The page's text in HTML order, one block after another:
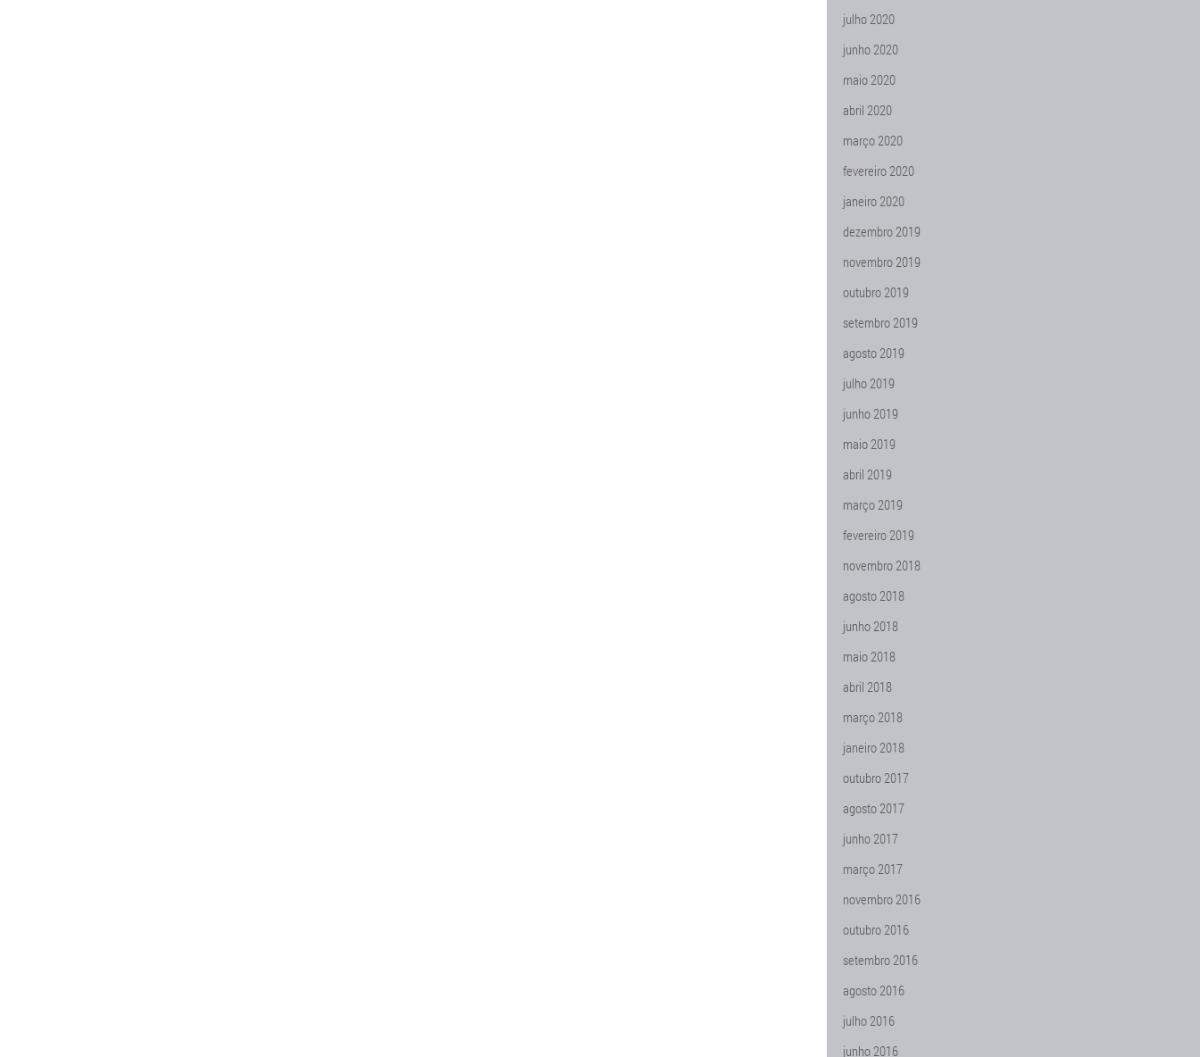
julho 2020
junho 2020
maio 2020
abril 2020
março 2020
fevereiro 2020
janeiro 2020
dezembro 2019
novembro 2019
outubro 2019
setembro 2019
agosto 2019
julho 2019
junho 2019
maio 2019
abril 2019
março 2019
fevereiro 2019
novembro 2018
agosto 2018
junho 2018
maio 2018
abril 2018
março 2018
janeiro 2018
outubro 2017
agosto 2017
junho 2017
março 2017
novembro 2016
outubro 2016
setembro 2016
agosto 2016
julho 2016
junho 2016